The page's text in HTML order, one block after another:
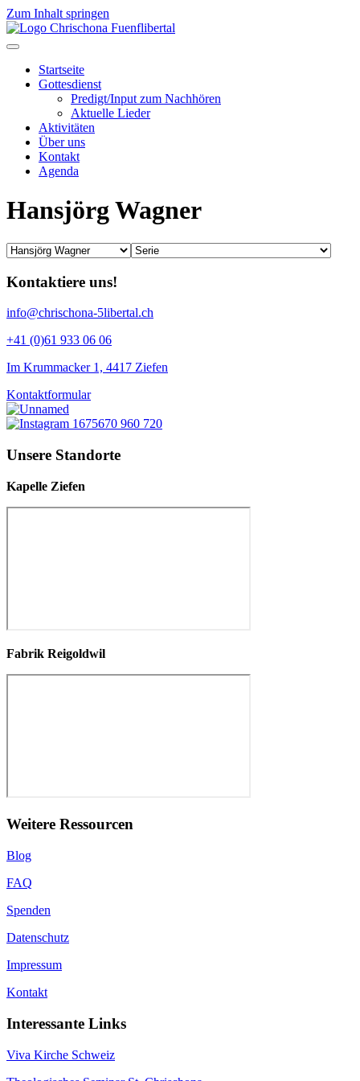
Zum Inhalt springen
Startseite
Gottesdienst
Predigt/Input zum Nachhören
Aktuelle Lieder
Aktivitäten
Über uns
Kontakt
Agenda
Hansjörg Wagner
Kontaktiere uns!
info@chrischona-5libertal.ch
+41 (0)61 933 06 06
Im Krummacker 1, 4417 Ziefen
Kontaktformular
Unsere Standorte
Kapelle Ziefen
Fabrik Reigoldwil
Weitere Ressourcen
Blog
FAQ
Spenden
Datenschutz
Impressum
Kontakt
Interessante Links
Viva Kirche Schweiz